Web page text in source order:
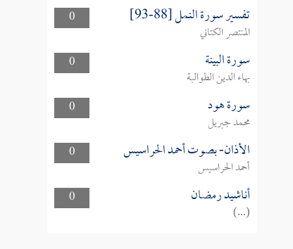
0
تفسير سورة النمل [88-93]
المنتصر الكتاني
0
سورة البينة
بهاء الدين الطوالبة
0
سورة هود
محمد جبريل
0
الأذان- بصوت أحمد الحراسيس
أحمد الحراسيس
0
أناشيد رمضان
(...)